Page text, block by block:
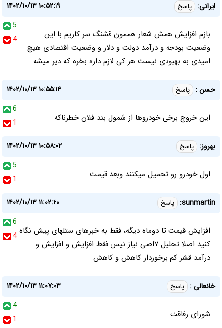
ایرانی: پاسخ
۱۴۰۲/۱۰/۱۳ ۱۰:۵۲:۱۹
5
4
بازم افزایش همش شعار هممون قشنگ سر کاریم با این
وضعیت بودجه و درآمد دولت و دلار و وضعیت اقتصادی هیچ
امیدی به بهبودی نیست هر کی لازم داره بخره که دیر میشه
حسن : پاسخ
۱۴۰۲/۱۰/۱۳ ۱۰:۵۵:۱۴
6
1
این خروج برخی خودروها از شمول بند فلان خطرناکه
بهروز: پاسخ
۱۴۰۲/۱۰/۱۳ ۱۰:۵۸:۰۲
5
1
اول خودرو رو تحمیل میکنند وبعد قیمت
sunmartin: پاسخ
۱۴۰۲/۱۰/۱۳ ۱۱:۰۲:۲۰
6
4 افزایش قیمت تا دوماه دیگه، فقط به خبرهای ستلهای پیش نگاه
کنید اصلا تحلیل ۷اصی نیاز نیس فقط افزایش و افزایش و
درآمد قشر کم برخوردار کاهش و کاهش
خانعالی : پاسخ
۱۴۰۲/۱۰/۱۳ ۱۱:۰۷:۰۳
4
1
شورای رفاقت